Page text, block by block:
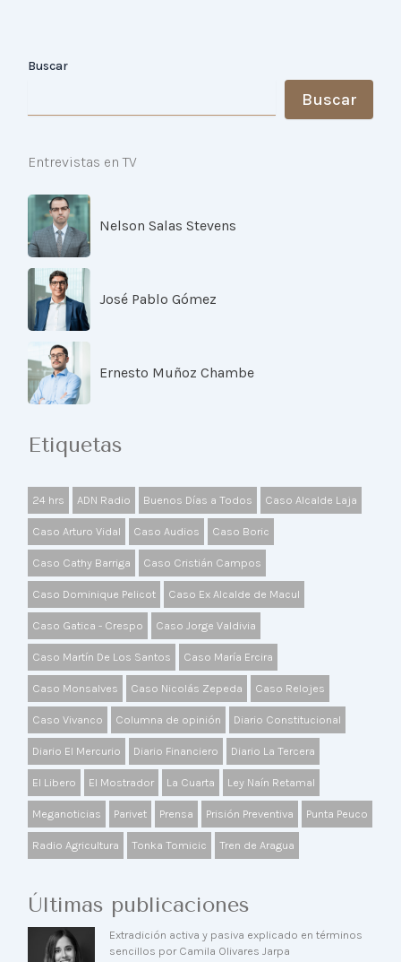
Buscar
Buscar
Entrevistas en TV
Nelson Salas Stevens
José Pablo Gómez
Ernesto Muñoz Chambe
Etiquetas
24 hrs ADN Radio Buenos Días a Todos Caso Alcalde Laja
Caso Arturo Vidal Caso Audios Caso Boric
Caso Cathy Barriga Caso Cristián Campos
Caso Dominique Pelicot Caso Ex Alcalde de Macul
Caso Gatica - Crespo Caso Jorge Valdivia
Caso Martín De Los Santos Caso María Ercira
Caso Monsalves Caso Nicolás Zepeda Caso Relojes
Caso Vivanco Columna de opinión Diario Constitucional
Diario El Mercurio Diario Financiero Diario La Tercera
El Libero El Mostrador La Cuarta Ley Naín Retamal
Meganoticias Parivet Prensa Prisión Preventiva Punta Peuco
Radio Agricultura Tonka Tomicic Tren de Aragua
Últimas publicaciones
Extradición activa y pasiva explicado en términos
sencillos por Camila Olivares Jarpa